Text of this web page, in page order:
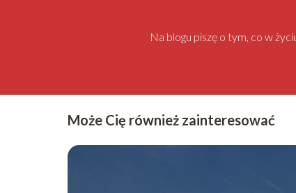
Na blogu piszę o tym, co w
Może Cię również zainteresować